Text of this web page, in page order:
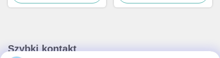
Szybki kontakt